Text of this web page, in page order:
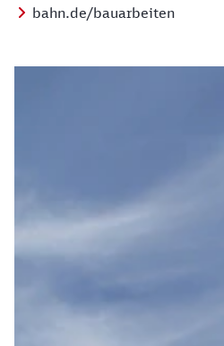
bahn.de/bauarbeiten